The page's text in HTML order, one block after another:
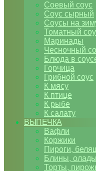
Соевый соус
Соус сырный
Соусы на
Томатный
Маринады
Чесночный
Блюда в
Горчица
Грибной соус
К мясу
К птице
К рыбе
К салату
ВЫПЕЧКА
Вафли
Коржики
Пироги,
Блины,
Торты,